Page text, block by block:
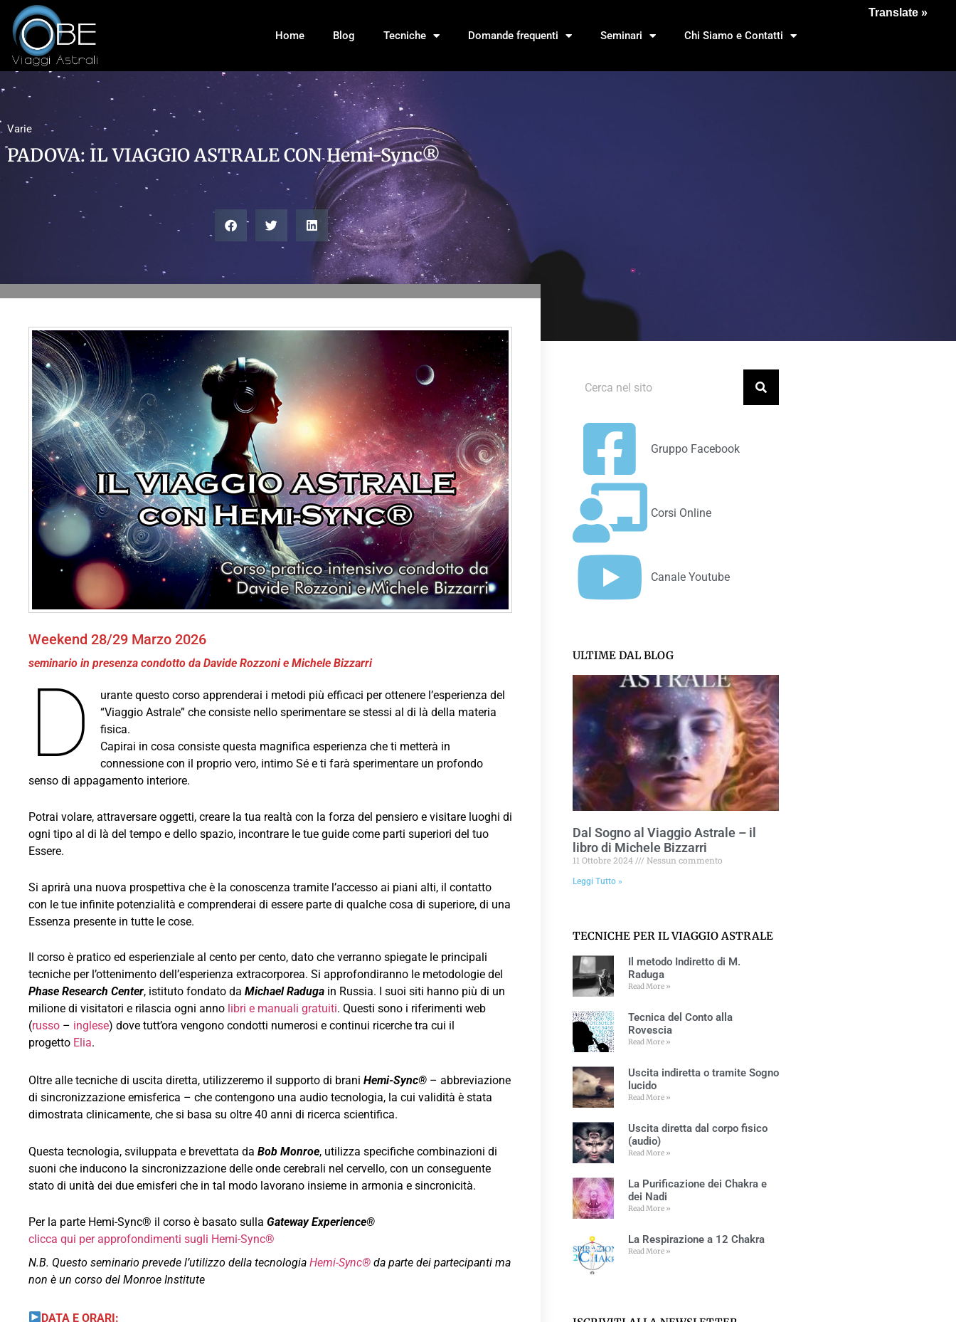
Home Blog Tecniche Domande frequenti Seminari Chi Siamo e Contatti
Varie
PADOVA: IL VIAGGIO ASTRALE CON Hemi-Sync®
Weekend 28/29 Marzo 2026
seminario in presenza condotto da Davide Rozzoni e Michele Bizzarri​
D
urante questo corso apprenderai i metodi più efficaci per ottenere l’esperienza del
“Viaggio Astrale” che consiste nello sperimentare se stessi al di là della materia
fisica.
Capirai in cosa consiste questa magnifica esperienza che ti metterà in
connessione con il proprio vero, intimo Sé e ti farà sperimentare un profondo
senso di appagamento interiore.
Potrai volare, attraversare oggetti, creare la tua realtà con la forza del pensiero e visitare luoghi di
ogni tipo al di là del tempo e dello spazio, incontrare le tue guide come parti superiori del tuo
Essere.
Si aprirà una nuova prospettiva che è la conoscenza tramite l’accesso ai piani alti, il contatto
con le tue infinite potenzialità e comprenderai di essere parte di qualche cosa di superiore, di una
Essenza presente in tutte le cose.
Il corso è pratico ed esperienziale al cento per cento, dato che verranno spiegate le principali
tecniche per l’ottenimento dell’esperienza extracorporea. Si approfondiranno le metodologie del
Phase Research Center, istituto fondato da Michael Raduga in Russia. I suoi siti hanno più di un
milione di visitatori e rilascia ogni anno libri e manuali gratuiti. Questi sono i riferimenti web
(russo – inglese) dove tutt’ora vengono condotti numerosi e continui ricerche tra cui il
progetto Elia.
Oltre alle tecniche di uscita diretta, utilizzeremo il supporto di brani Hemi-Sync® – abbreviazione
di sincronizzazione emisferica – che contengono una audio tecnologia, la cui validità è stata
dimostrata clinicamente, che si basa su oltre 40 anni di ricerca scientifica.
Questa tecnologia, sviluppata e brevettata da Bob Monroe, utilizza specifiche combinazioni di
suoni che inducono la sincronizzazione delle onde cerebrali nel cervello, con un conseguente
stato di unità dei due emisferi che in tal modo lavorano insieme in armonia e sincronicità.
Per la parte Hemi-Sync® il corso è basato sulla Gateway Experience®
clicca qui per approfondimenti sugli Hemi-Sync®
N.B. Questo seminario prevede l’utilizzo della tecnologia Hemi-Sync® da parte dei partecipanti ma
non è un corso del Monroe Institute
DATA E ORARI:
Gruppo Facebook
Corsi Online
Canale Youtube
ULTIME DAL BLOG
Dal Sogno al Viaggio Astrale – il
libro di Michele Bizzarri
11 Ottobre 2024 Nessun commento
Leggi Tutto »
TECNICHE PER IL VIAGGIO ASTRALE
Il metodo Indiretto di M.
Raduga
Read More »
Tecnica del Conto alla
Rovescia
Read More »
Uscita indiretta o tramite Sogno
lucido
Read More »
Uscita diretta dal corpo fisico
(audio)
Read More »
La Purificazione dei Chakra e
dei Nadi
Read More »
La Respirazione a 12 Chakra
Read More »
Translate »